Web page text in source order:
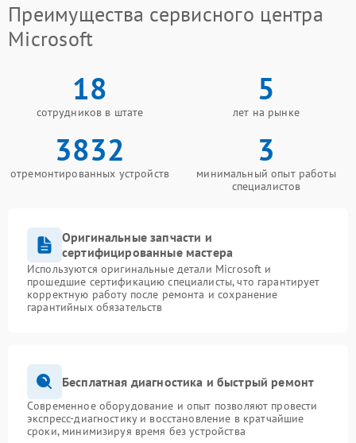
Преимущества сервисного центра
Microsoft
18
сотрудников в штате
5
лет на рынке
3832
отремонтированных устройств
3
минимальный опыт работы
специалистов
Оригинальные запчасти и
сертифицированные мастера
Используются оригинальные детали Microsoft и
прошедшие сертификацию специалисты, что гарантирует
корректную работу после ремонта и сохранение
гарантийных обязательств
Бесплатная диагностика и быстрый ремонт
Современное оборудование и опыт позволяют провести
экспресс-диагностику и восстановление в кратчайшие
сроки, минимизируя время без устройства